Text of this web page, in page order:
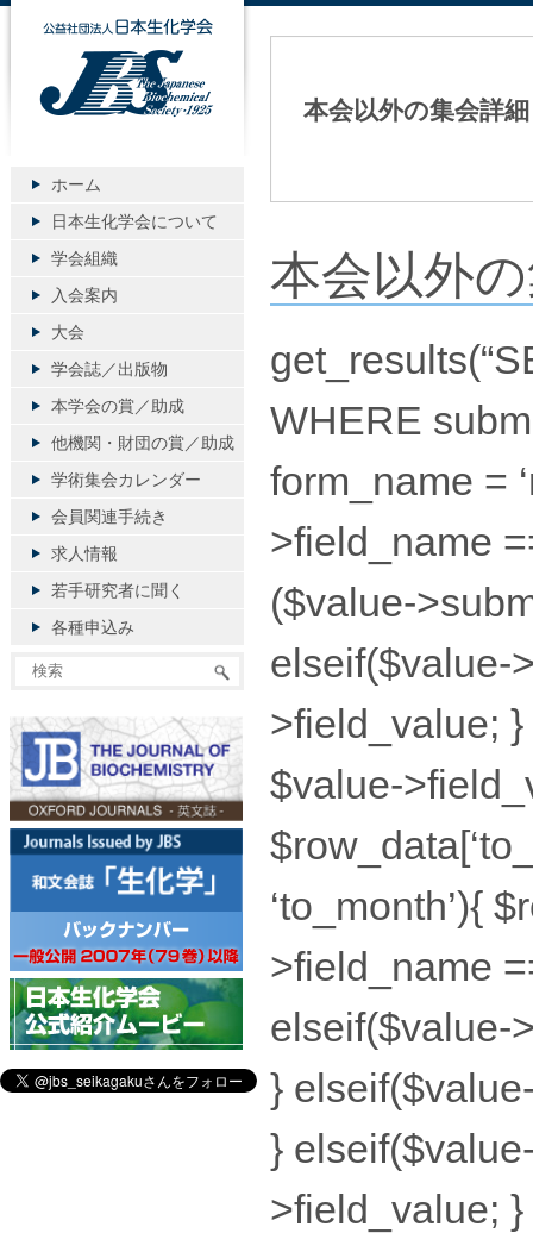
本会以外の集会詳細
本会以外
WHERE
form_name =
>field_name
($value-
elseif($value-
>field_value; }
$value-
‘to_month’){
>field_name
elseif($value-
}
}
>field_value; }
公益社団法人日本生化学会
ホーム
日本生化学会について
学会組織
入会案内
大会
学会誌／出版物
本学会の賞／助成
他機関・財団の賞／助成
学術集会カレンダー
会員関連手続き
求人情報
若手研究者に聞く
各種申込み